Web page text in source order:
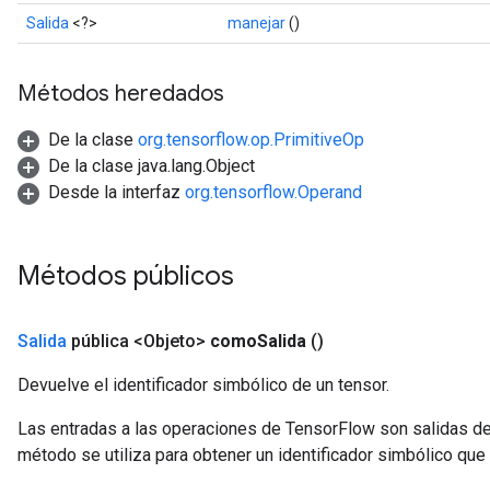
Salida <?> manejar()
Métodos heredados
De la clase org.tensorflow.op.PrimitiveOp
De la clase java.lang.Object
Desde la interfaz org.tensorflow.Operand
Métodos públicos
Salida pública <Objeto> comoSalida ()
Devuelve el identificador simbólico de un tensor.
Las entradas a las operaciones de TensorFlow son salidas
método se utiliza para obtener un identificador simbólico